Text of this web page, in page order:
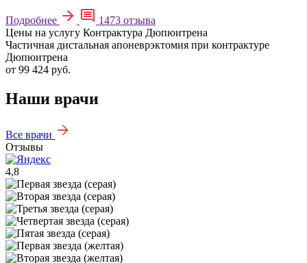
Подробнее
1473 отзыва
Цены на услугу Контрактура Дюпюитрена
Частичная дистальная апоневрэктомия при контрактуре
Дюпюитрена
от 99 424 руб.
Наши врачи
Все врачи
Отзывы
4,8